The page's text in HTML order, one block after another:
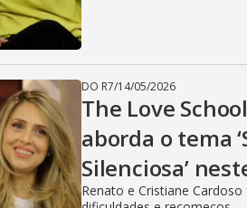
DO R7/14/05/2026
The Love
aborda o tema
Silenciosa’
Renato e Cristiane